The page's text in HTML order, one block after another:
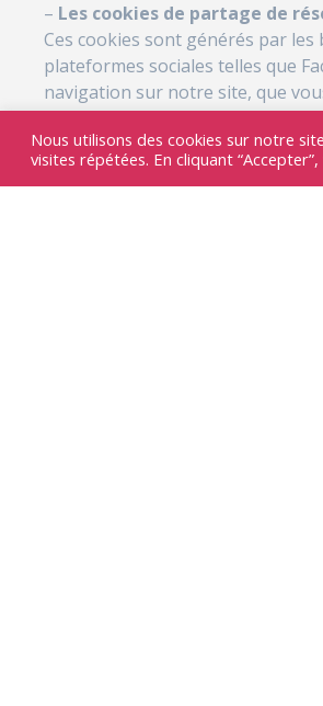
– Les cookies de partage de
Ces cookies sont générés par
plateformes sociales telles que
navigation sur notre site, que
À noter que seuls les cookies de
consentement préalable.
Nous utilisons des cookies sur notre
visites répétées. En cliquant